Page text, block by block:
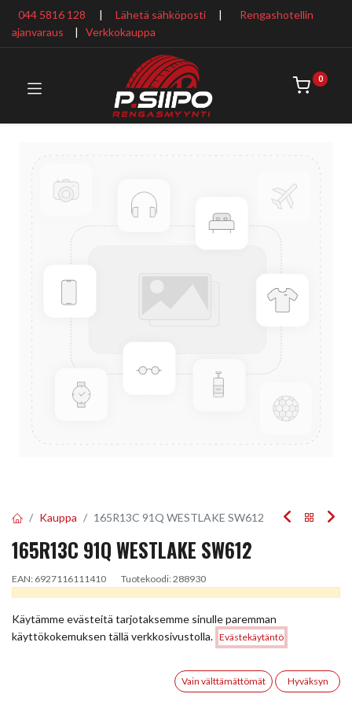
Hinta:
Lisää ostoskoriin
0
Toivelista
044 5816 128 | Lähetä sähköposti |
Rengashotellin
ajanvaraus
​ | Verkkokauppa
0
Kauppa 165R13C 91Q WESTLAKE SW612
165R13C 91Q WESTLAKE SW612
EAN: 6927116111410 Tuotekoodi:288930
Käytämme evästeitä tarjotaksemme sinulle paremman
käyttökokemuksen tällä verkkosivustolla. Evästekäytäntö
Vain välttämättömät Hyväksyn